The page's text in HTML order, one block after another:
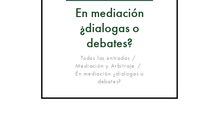
En mediación
¿dialogas o
debates?
Todas las entradas
Mediación y Arbitraje
En mediación ¿dialogas o
debates?